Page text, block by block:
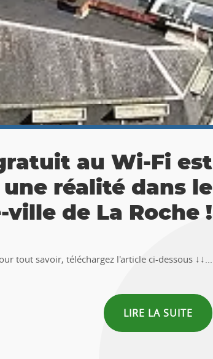
à La Roche :
au trésor 🚶‍♀🚶‍♂